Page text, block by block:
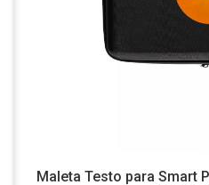
Maleta Testo para Smart